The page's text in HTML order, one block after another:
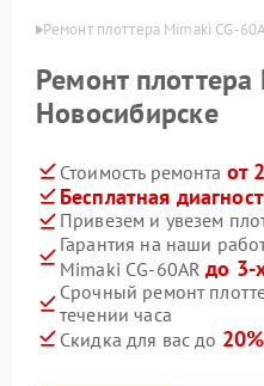
Ремонт плоттера Mimaki CG-
Ремонт
Новосибирске
Стоимость ремонта от
Бесплатная
Привезем и увезем
Гарантия на наши
Mimaki CG-60ARдо 3-
Срочный ремонт
течении часа
Скидка для вас до 20%